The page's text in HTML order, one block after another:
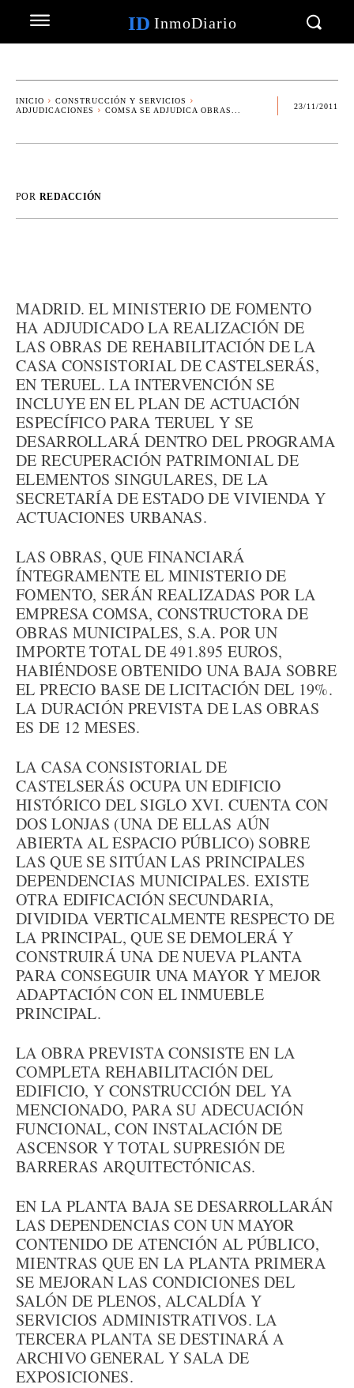
ID InmoDiario
INICIO
CONSTRUCCIÓN Y SERVICIOS
ADJUDICACIONES
COMSA SE ADJUDICA OBRAS...
23/11/2011
POR REDACCIÓN
MADRID. EL MINISTERIO DE FOMENTO
HA ADJUDICADO LA REALIZACIÓN DE
LAS OBRAS DE REHABILITACIÓN DE LA
CASA CONSISTORIAL DE CASTELSERÁS,
EN TERUEL. LA INTERVENCIÓN SE
INCLUYE EN EL PLAN DE ACTUACIÓN
ESPECÍFICO PARA TERUEL Y SE
DESARROLLARÁ DENTRO DEL PROGRAMA
DE RECUPERACIÓN PATRIMONIAL DE
ELEMENTOS SINGULARES, DE LA
SECRETARÍA DE ESTADO DE VIVIENDA Y
ACTUACIONES URBANAS.
LAS OBRAS, QUE FINANCIARÁ
ÍNTEGRAMENTE EL MINISTERIO DE
FOMENTO, SERÁN REALIZADAS POR LA
EMPRESA COMSA, CONSTRUCTORA DE
OBRAS MUNICIPALES, S.A. POR UN
IMPORTE TOTAL DE 491.895 EUROS,
HABIÉNDOSE OBTENIDO UNA BAJA SOBRE
EL PRECIO BASE DE LICITACIÓN DEL 19%.
LA DURACIÓN PREVISTA DE LAS OBRAS
ES DE 12 MESES.
LA CASA CONSISTORIAL DE
CASTELSERÁS OCUPA UN EDIFICIO
HISTÓRICO DEL SIGLO XVI. CUENTA CON
DOS LONJAS (UNA DE ELLAS AÚN
ABIERTA AL ESPACIO PÚBLICO) SOBRE
LAS QUE SE SITÚAN LAS PRINCIPALES
DEPENDENCIAS MUNICIPALES. EXISTE
OTRA EDIFICACIÓN SECUNDARIA,
DIVIDIDA VERTICALMENTE RESPECTO DE
LA PRINCIPAL, QUE SE DEMOLERÁ Y
CONSTRUIRÁ UNA DE NUEVA PLANTA
PARA CONSEGUIR UNA MAYOR Y MEJOR
ADAPTACIÓN CON EL INMUEBLE
PRINCIPAL.
LA OBRA PREVISTA CONSISTE EN LA
COMPLETA REHABILITACIÓN DEL
EDIFICIO, Y CONSTRUCCIÓN DEL YA
MENCIONADO, PARA SU ADECUACIÓN
FUNCIONAL, CON INSTALACIÓN DE
ASCENSOR Y TOTAL SUPRESIÓN DE
BARRERAS ARQUITECTÓNICAS.
EN LA PLANTA BAJA SE DESARROLLARÁN
LAS DEPENDENCIAS CON UN MAYOR
CONTENIDO DE ATENCIÓN AL PÚBLICO,
MIENTRAS QUE EN LA PLANTA PRIMERA
SE MEJORAN LAS CONDICIONES DEL
SALÓN DE PLENOS, ALCALDÍA Y
SERVICIOS ADMINISTRATIVOS. LA
TERCERA PLANTA SE DESTINARÁ A
ARCHIVO GENERAL Y SALA DE
EXPOSICIONES.